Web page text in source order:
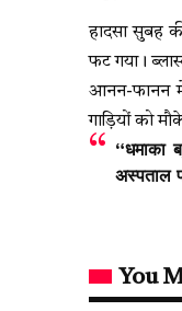
हादसा सुबह
फट गया।
आनन-फानन में
गाड़ियों को
“धमाका
अस्पताल
You